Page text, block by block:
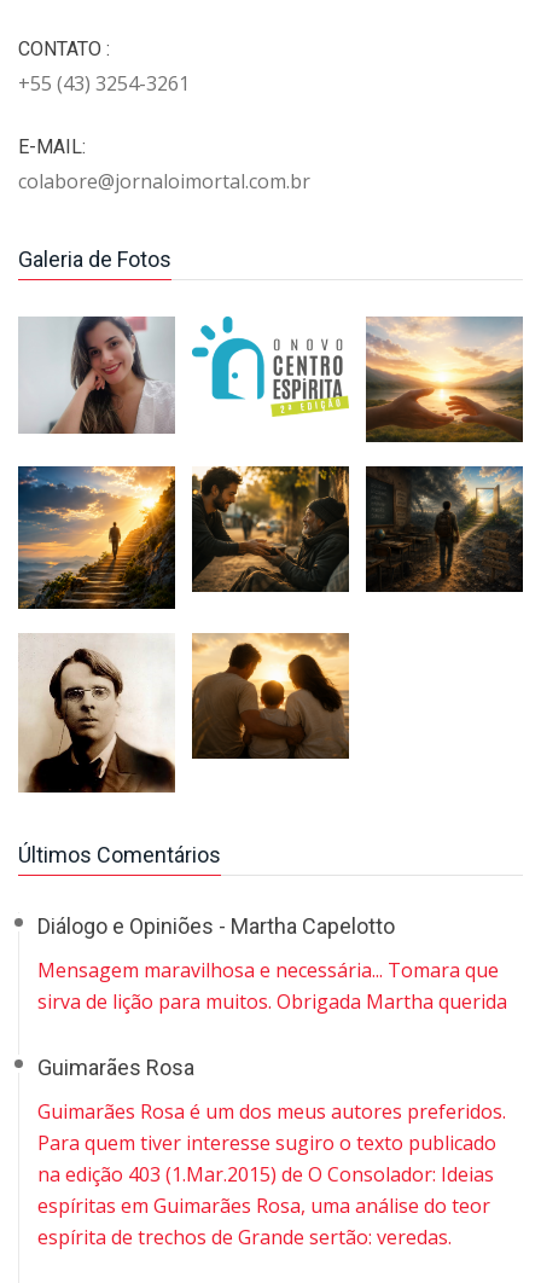
CONTATO :
+55 (43) 3254-3261
E-MAIL:
colabore@jornaloimortal.com.br
Galeria de Fotos
Últimos Comentários
Diálogo e Opiniões - Martha Capelotto
Mensagem maravilhosa e necessária... Tomara que
sirva de lição para muitos. Obrigada Martha querida
Guimarães Rosa
Guimarães Rosa é um dos meus autores preferidos.
Para quem tiver interesse sugiro o texto publicado
na edição 403 (1.Mar.2015) de O Consolador: Ideias
espíritas em Guimarães Rosa, uma análise do teor
espírita de trechos de Grande sertão: veredas.